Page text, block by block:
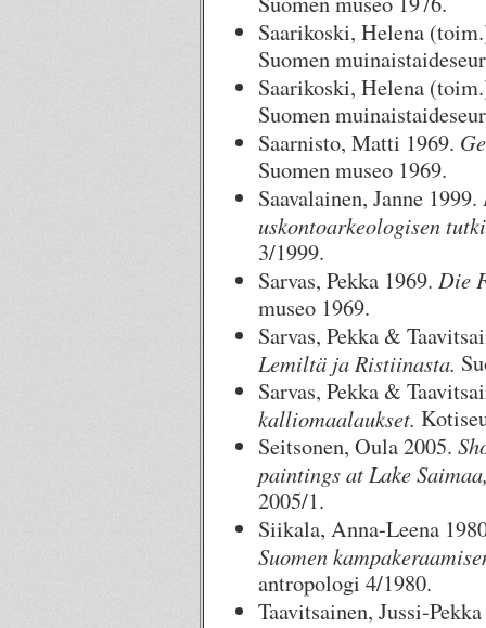
Saarikoski, Helena
Suomen
Saarikoski, Helena
Suomen
Saarnisto, Matti 1969.
Suomen museo 1969.
Saavalainen, Janne 1999.
uskontoarkeologisen
3/1999.
Sarvas, Pekka 1969. Die
museo 1969.
Sarvas, Pekka &
Lemiltä ja Ristiinasta.
Sarvas, Pekka &
kalliomaalaukset.
Seitsonen, Oula 2005.
paintings at Lake
2005/1.
Siikala, Anna-Leena
Suomen
antropologi 4/1980.
Taavitsainen, Jussi-